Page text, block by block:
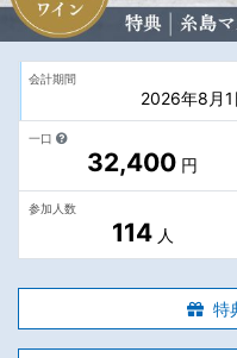
会計期間
2026年8月
一口
32,400 円
参加人数
114人
特